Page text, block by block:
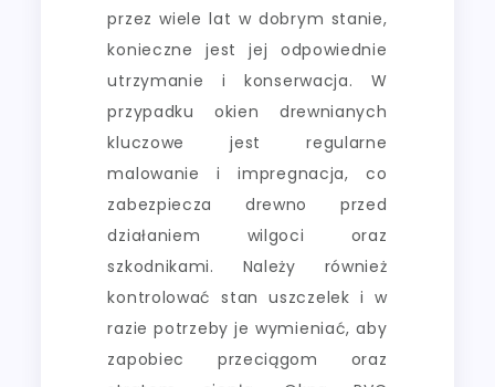
przez wiele lat w dobrym stanie,
konieczne jest jej odpowiednie
utrzymanie i konserwacja. W
przypadku okien drewnianych
kluczowe jest regularne
malowanie i impregnacja, co
zabezpiecza drewno przed
działaniem wilgoci oraz
szkodnikami. Należy również
kontrolować stan uszczelek i w
razie potrzeby je wymieniać, aby
zapobiec przeciągom oraz